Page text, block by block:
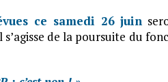
ce samedi 26 juin
de la poursuite du